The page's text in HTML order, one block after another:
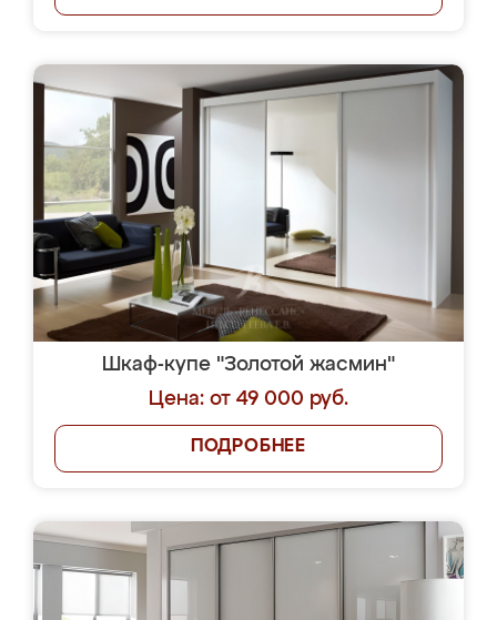
Шкаф-купе "Золотой жасмин"
Цена: от 49 000 руб.
ПОДРОБНЕЕ